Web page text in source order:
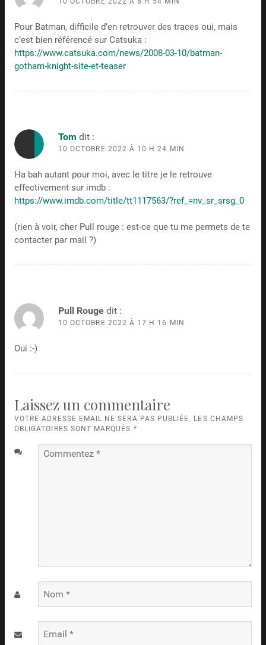
Pour Batman, difficile d’en retrouver des traces oui, mais
c’est bien référencé sur Catsuka :
https://www.catsuka.com/news/2008-03-10/batman-
gotham-knight-site-et-teaser
Tom dit :
10 OCTOBRE 2022 À 10 H 24 MIN
Ha bah autant pour moi, avec le titre je le retrouve
effectivement sur imdb :
https://www.imdb.com/title/tt1117563/?ref_=nv_sr_srsg_0
(rien à voir, cher Pull rouge : est-ce que tu me permets de te
contacter par mail ?)
Pull Rouge dit :
10 OCTOBRE 2022 À 17 H 16 MIN
Oui :-)
Laissez un commentaire
VOTRE ADRESSE EMAIL NE SERA PAS PUBLIÉE. LES CHAMPS
OBLIGATOIRES SONT MARQUÉS *
Commentez
Nom
Email